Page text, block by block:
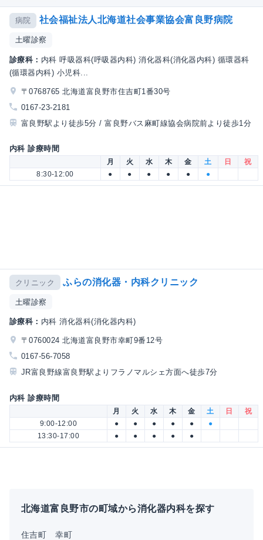
病院 社会福祉法人北海道社会事業協会富良野病院
土曜診察
診療科： 内科 呼吸器科(呼吸器内科) 消化器科(消化器内科) 循環器科
(循環器内科) 小児科...
〒0768765 北海道富良野市住吉町1番30号
0167-23-2181
富良野駅より徒歩5分 / 富良野バス麻町線協会病院前より徒歩1分
内科 診療時間
月 火 水 木 金 土 日
祝
8:30-12:00
● ● ● ● ● ●
クリニック ふらの消化器・内科クリニック
土曜診察
診療科： 内科 消化器科(消化器内科)
〒0760024 北海道富良野市幸町9番12号
0167-56-7058
JR富良野線富良野駅よりフラノマルシェ方面へ徒歩7分
内科 診療時間
月 火 水 木 金 土 日
祝
9:00-12:00
● ● ● ● ●
●
13:30-17:00
● ● ● ● ●
北海道富良野市の町域から消化器内科を探す
住吉町 幸町